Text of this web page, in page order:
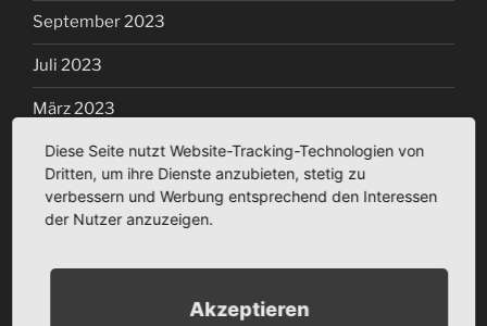
September 2023
Juli 2023
März 2023
Januar 2023
Dezember 2022
Diese Seite nutzt Website-Tracking-Technologien von
Dritten, um ihre Dienste anzubieten, stetig zu
verbessern und Werbung entsprechend den Interessen
der Nutzer anzuzeigen.
Akzeptieren